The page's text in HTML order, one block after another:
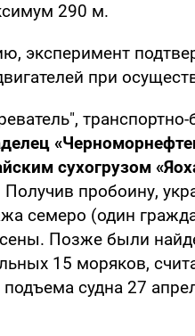
290 м.
эксперимент
при
транспортно-
сухогрузом
Получив пробоину,
семеро (один
Позже были
15 моряков,
судна 27